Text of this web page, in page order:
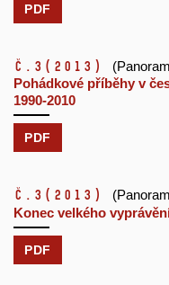
PDF
č.3 (2013)
Pohádkové příběhy v
1990-2010
PDF
č.3 (2013)
Konec velkého
PDF